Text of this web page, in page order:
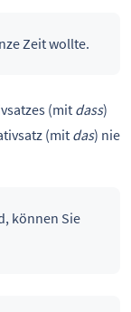
Zeit wollte.
(mit dass)
(mit das) nie
können Sie